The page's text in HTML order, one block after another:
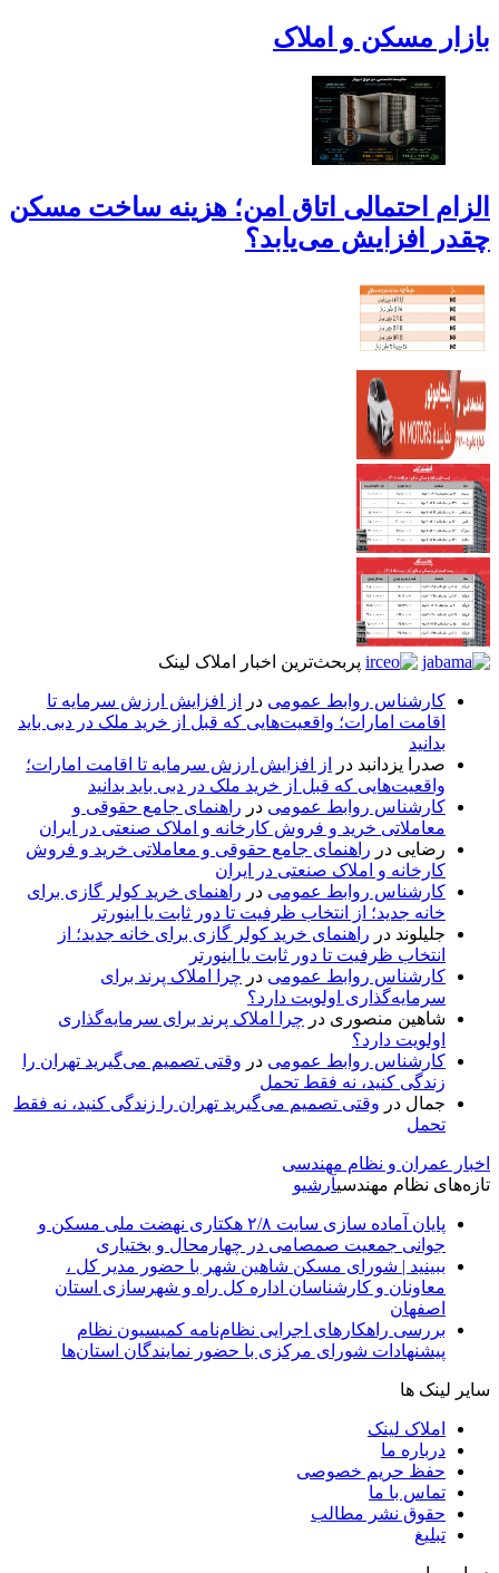
بازار مسکن و املاک
الزام احتمالی اتاق امن؛ هزینه ساخت مسکن
چقدر افزایش می‌یابد؟
پربحث‌ترین اخبار املاک لینک
کارشناس روابط عمومی در
از افزایش ارزش سرمایه تا
اقامت امارات؛ واقعیت‌هایی که قبل از خرید ملک در دبی باید
بدانید
صدرا یزدانبد در
از افزایش ارزش سرمایه تا اقامت امارات؛
واقعیت‌هایی که قبل از خرید ملک در دبی باید بدانید
کارشناس روابط عمومی در راهنمای جامع حقوقی و
معاملاتی خرید و فروش کارخانه و املاک صنعتی در ایران
رضایی در راهنمای جامع حقوقی و معاملاتی خرید و فروش
کارخانه و املاک صنعتی در ایران
کارشناس روابط عمومی در راهنمای خرید کولر گازی برای
خانه جدید؛ از انتخاب ظرفیت تا دور ثابت یا اینورتر
جلیلوند در راهنمای خرید کولر گازی برای خانه جدید؛ از
انتخاب ظرفیت تا دور ثابت یا اینورتر
کارشناس روابط عمومی در چرا املاک پرند برای
سرمایه‌گذاری اولویت دارد؟
شاهین منصوری در چرا املاک پرند برای سرمایه‌گذاری
اولویت دارد؟
کارشناس روابط عمومی در وقتی تصمیم می‌گیرید تهران را
زندگی کنید، نه فقط تحمل
جمال در وقتی تصمیم می‌گیرید تهران را زندگی کنید، نه فقط
تحمل
اخبار عمران و نظام مهندسی
تازه‌های نظام مهندسیآرشیو
پایان آماده‌ سازی سایت ۲/۸ هکتاری نهضت ملی مسکن و
جوانی جمعیت صمصامی در چهارمحال و بختیاری
ببینید | شورای مسکن شاهین شهر با حضور مدیر کل ،
معاونان و کارشناسان اداره کل راه و شهرسازی استان
اصفهان
بررسی راهکارهای اجرایی نظام‌نامه کمیسیون نظام
پیشنهادات شورای مرکزی با حضور نمایندگان استان‌ها
سایر لینک ها
املاک لینک
درباره ما
حفظ حریم خصوصی
تماس با ما
حقوق نشر مطالب
تبلیغ